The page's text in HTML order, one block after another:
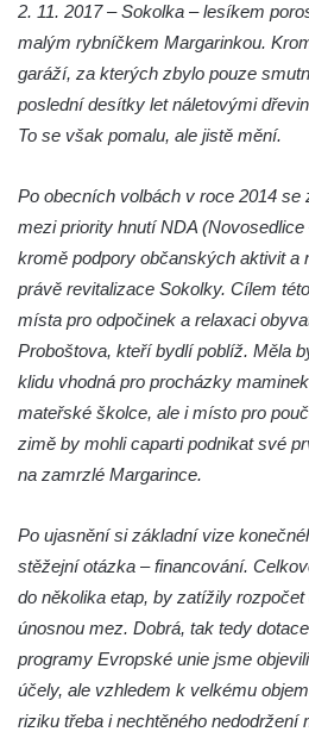
Flamingo trůn v ZOO Hluboká
Lavička Kůň Převalského v ZOO
Lysá nad Labem, barokní město
Socha Opičákovník v ZOO Hluboká
Reliéf Rodina a práce na budově
čp. 69/1 v Českých Budějovicích
Socha Jana Valeria Jirsíka u Černé
Českých Budějovicích
Socha Krista klesajícího pod
kostela svatého Mikuláše v
Budějovicích
Socha svatého Jana Nepomuckého
Budějovicích
náměstí v Českých Budějovicích
Socha Tornádo v parku na
náměstí v Českých Budějovicích
Sousoší Humanoidi na Lannově
2. 11. 2017 – Sokolka – lesíkem
malým rybníčkem Margarinkou.
garáží, za kterých zbylo pouze
poslední desítky let náletovými
To se však pomalu, ale jistě mění.
Po obecních volbách v roce 2014 se
mezi priority hnutí NDA
kromě podpory občanských aktivit a
právě revitalizace Sokolky. Cílem
místa pro odpočinek a relaxaci
Proboštova, kteří bydlí poblíž. Měla
klidu vhodná pro procházky
mateřské školce, ale i místo pro
zimě by mohli caparti podnikat své
na zamrzlé Margarince.
Po ujasnění si základní vize
stěžejní otázka – financování.
do několika etap, by zatížily
únosnou mez. Dobrá, tak tedy
programy Evropské unie jsme
účely, ale vzhledem k velkému
riziku třeba i nechtěného nedodržení